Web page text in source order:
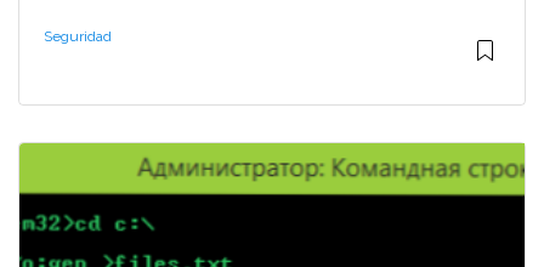
Seguridad